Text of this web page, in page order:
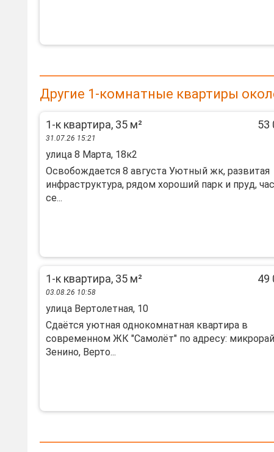
Другие 1-комнатные квартиры
1-к квартира, 35 м² 53
31.07.26 15:21
улица 8 Марта, 18к2
Освобождается 8 августа Уютный жк, развитая
инфраструктура, рядом хороший парк и пруд,
се...
1-к квартира, 35 м² 49
03.08.26 10:58
улица Вертолетная, 10
Сдаётся уютная однокомнатная квартира в
современном ЖК "Самолёт" по адресу:
Зенино, Верто...